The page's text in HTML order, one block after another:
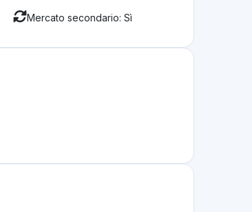
Mercato secondario: Sì